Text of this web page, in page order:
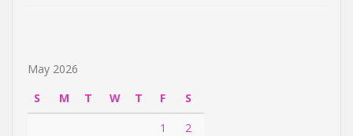
May 2026
S
M T W T F
S
1
2